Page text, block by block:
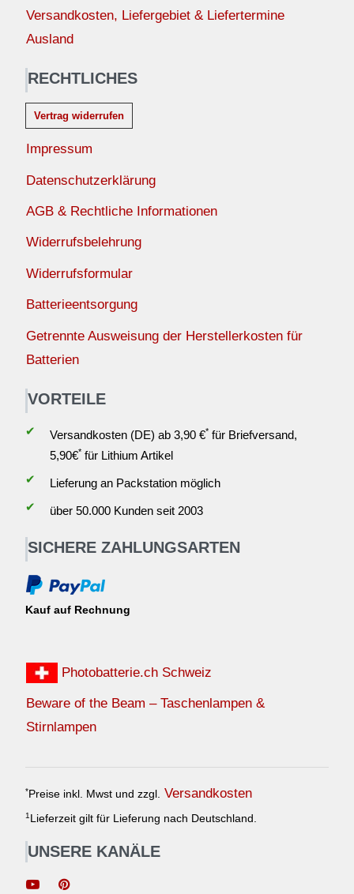
Versandkosten, Liefergebiet & Liefertermine
Ausland
RECHTLICHES
Vertrag widerrufen
Impressum
Datenschutzerklärung
AGB & Rechtliche Informationen
Widerrufsbelehrung
Widerrufsformular
Batterieentsorgung
Getrennte Ausweisung der Herstellerkosten für
Batterien
VORTEILE
✔ Versandkosten (DE) ab 3,90 €*für Briefversand,
5,90€*für Lithium Artikel
✔
Lieferung an Packstation möglich
✔
über 50.000 Kunden seit 2003
SICHERE ZAHLUNGSARTEN
Kauf auf Rechnung
Photobatterie.ch Schweiz
Beware of the Beam – Taschenlampen &
Stirnlampen
*Preise inkl. Mwst und zzgl. Versandkosten
1 Lieferzeit gilt für Lieferung nach Deutschland.
UNSERE KANÄLE